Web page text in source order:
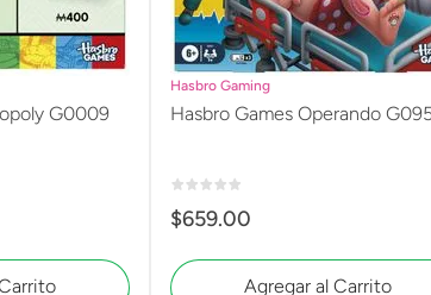
G0009
Hasbro Gaming
Hasbro Games Operando
$659.00
Agregar al Carrito